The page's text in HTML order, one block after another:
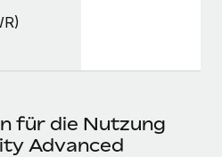
für die Nutzung
Advanced